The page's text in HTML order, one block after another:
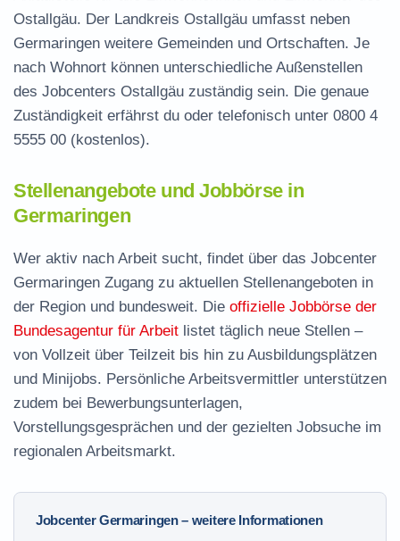
Ostallgäu. Der Landkreis Ostallgäu umfasst neben
Germaringen weitere Gemeinden und Ortschaften. Je
nach Wohnort können unterschiedliche Außenstellen
des Jobcenters Ostallgäu zuständig sein. Die genaue
Zuständigkeit erfährst du oder telefonisch unter 0800 4
5555 00 (kostenlos).
Stellenangebote und Jobbörse in
Germaringen
Wer aktiv nach Arbeit sucht, findet über das Jobcenter
Germaringen Zugang zu aktuellen Stellenangeboten in
der Region und bundesweit. Die offizielle Jobbörse der
Bundesagentur für Arbeit listet täglich neue Stellen –
von Vollzeit über Teilzeit bis hin zu Ausbildungsplätzen
und Minijobs. Persönliche Arbeitsvermittler unterstützen
zudem bei Bewerbungsunterlagen,
Vorstellungsgesprächen und der gezielten Jobsuche im
regionalen Arbeitsmarkt.
Jobcenter Germaringen – weitere Informationen